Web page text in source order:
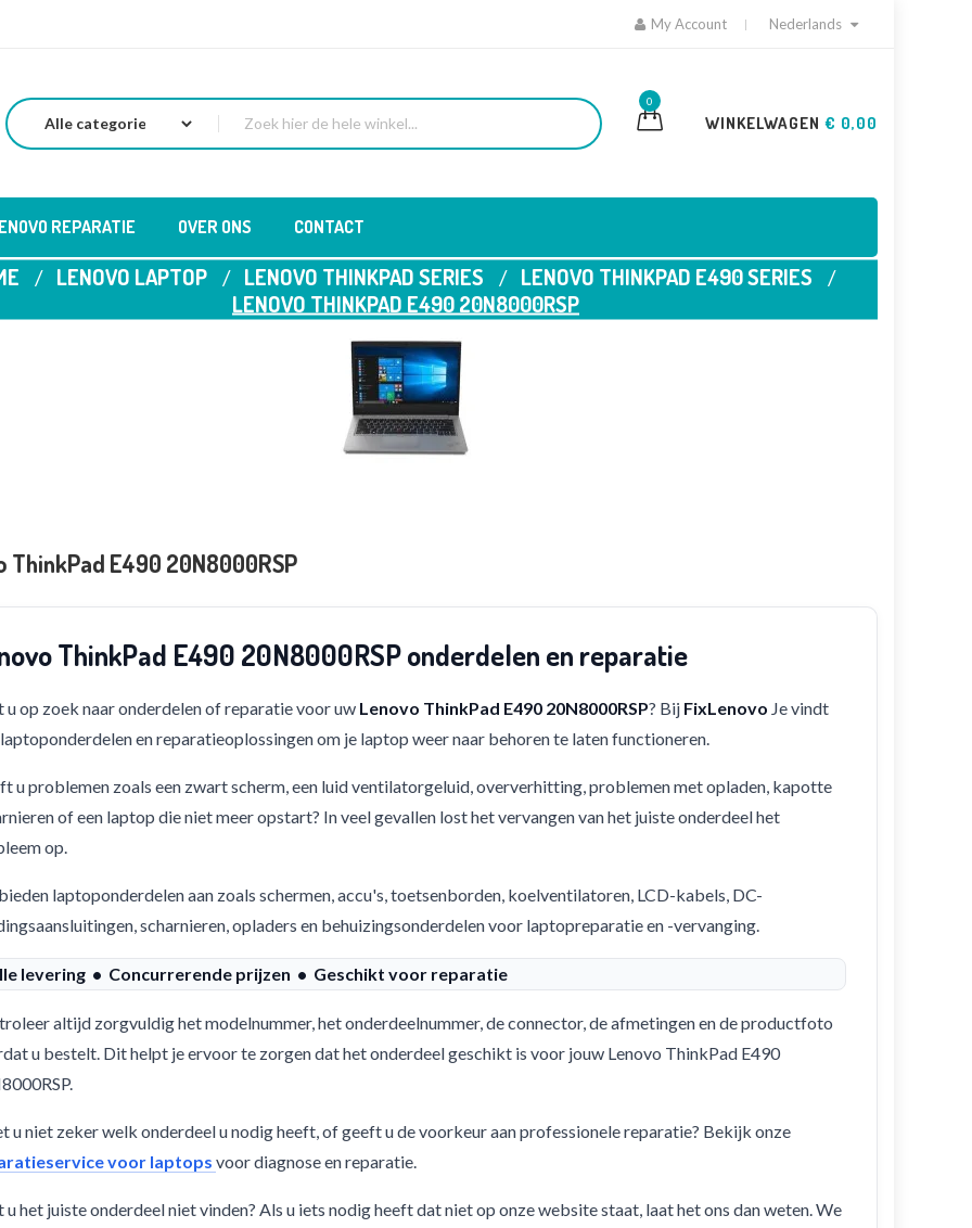
My Account Nederlands
0
WINKELWAGEN € 0,00
REPARATIE OVER ONS CONTACT
LENOVO LAPTOP LENOVO THINKPAD SERIES
LENOVO THINKPAD E490 SERIES
LENOVO THINKPAD E490 20N8000RSP
ThinkPad E490 20N8000RSP
ThinkPad E490 20N8000RSP onderdelen en reparatie
u op zoek naar onderdelen of reparatie voor uw Lenovo ThinkPad E490 20N8000RSP? Bij FixLenovo Je vindt
en reparatieoplossingen om je laptop weer naar behoren te laten functioneren.
u problemen zoals een zwart scherm, een luid ventilatorgeluid, oververhitting, problemen met opladen, kapotte
of een laptop die niet meer opstart? In veel gevallen lost het vervangen van het juiste onderdeel het
op.
laptoponderdelen aan zoals schermen, accu's, toetsenborden, koelventilatoren, LCD-kabels, DC-
scharnieren, opladers en behuizingsonderdelen voor laptopreparatie en -vervanging.
levering • Concurrerende prijzen • Geschikt voor reparatie
altijd zorgvuldig het modelnummer, het onderdeelnummer, de connector, de afmetingen en de productfoto
u bestelt. Dit helpt je ervoor te zorgen dat het onderdeel geschikt is voor jouw Lenovo ThinkPad E490
u niet zeker welk onderdeel u nodig heeft, of geeft u de voorkeur aan professionele reparatie? Bekijk onze
voor laptops voor diagnose en reparatie.
u het juiste onderdeel niet vinden? Als u iets nodig heeft dat niet op onze website staat, laat het ons dan weten. We